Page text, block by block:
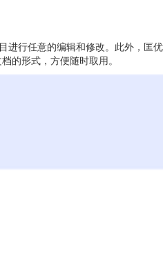
进行任意的编辑和修改。此外，匡优
的形式，方便随时取用。